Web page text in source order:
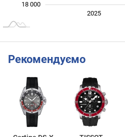
18 000
2025
Рекомендуємо